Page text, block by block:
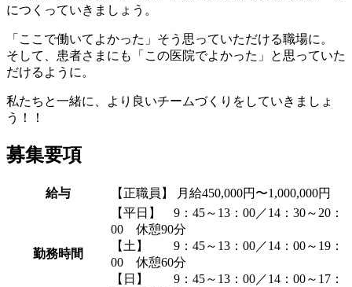
につくっていきましょう。
「ここで働いてよかった」 そう思っていただける職場に。
そして、患者さまにも「この医院でよかった」と思っていた
だけるように。
私たちと一緒に、より良いチームづくりをしていきましょ
う！！
募集要項
給与 【正職員】 月給450,000円〜1,000,000円
勤務時間
【平日】
9：45～13：00／14：30～20：
00 休憩90分
【土】
9：45～13：00／14：00～19：
00 休憩60分
【日】
9：45～13：00／14：00～17：